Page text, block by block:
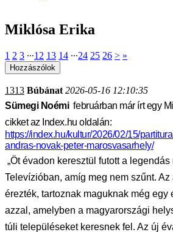
Miklósa Erika
1 2 3 ∙∙∙12 13 14 ∙∙∙24 25 26 > »
1313 Búbánat 2026-05-16 12:10:35
Sümegi Noémifebruárban már írt egy
cikket az Index.hu oldalán:
https://index.hu/kultur/2026/02/15/
andras-novak-peter-marosvasarhely/
„Öt évadon keresztül futott a
Televízióban, amíg meg nem szűnt.
érezték, tartoznak maguknak még egy
azzal, amelyben a magyarországi
túli településeket keresnek fel. Az új